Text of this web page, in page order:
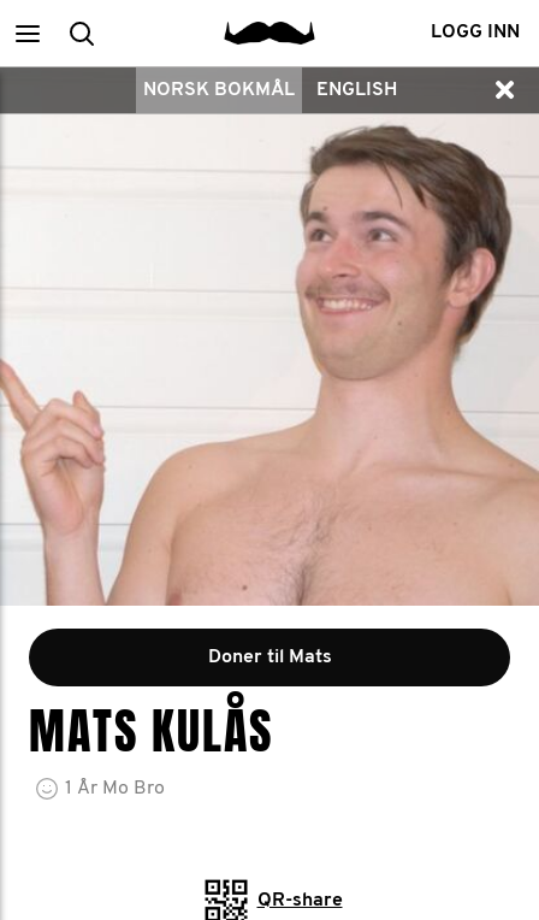
MainMedlemssøk LOGG INN
NORSK BOKMÅL ENGLISH
Doner til Mats
MATS KULÅS
1 År Mo Bro
QR-share